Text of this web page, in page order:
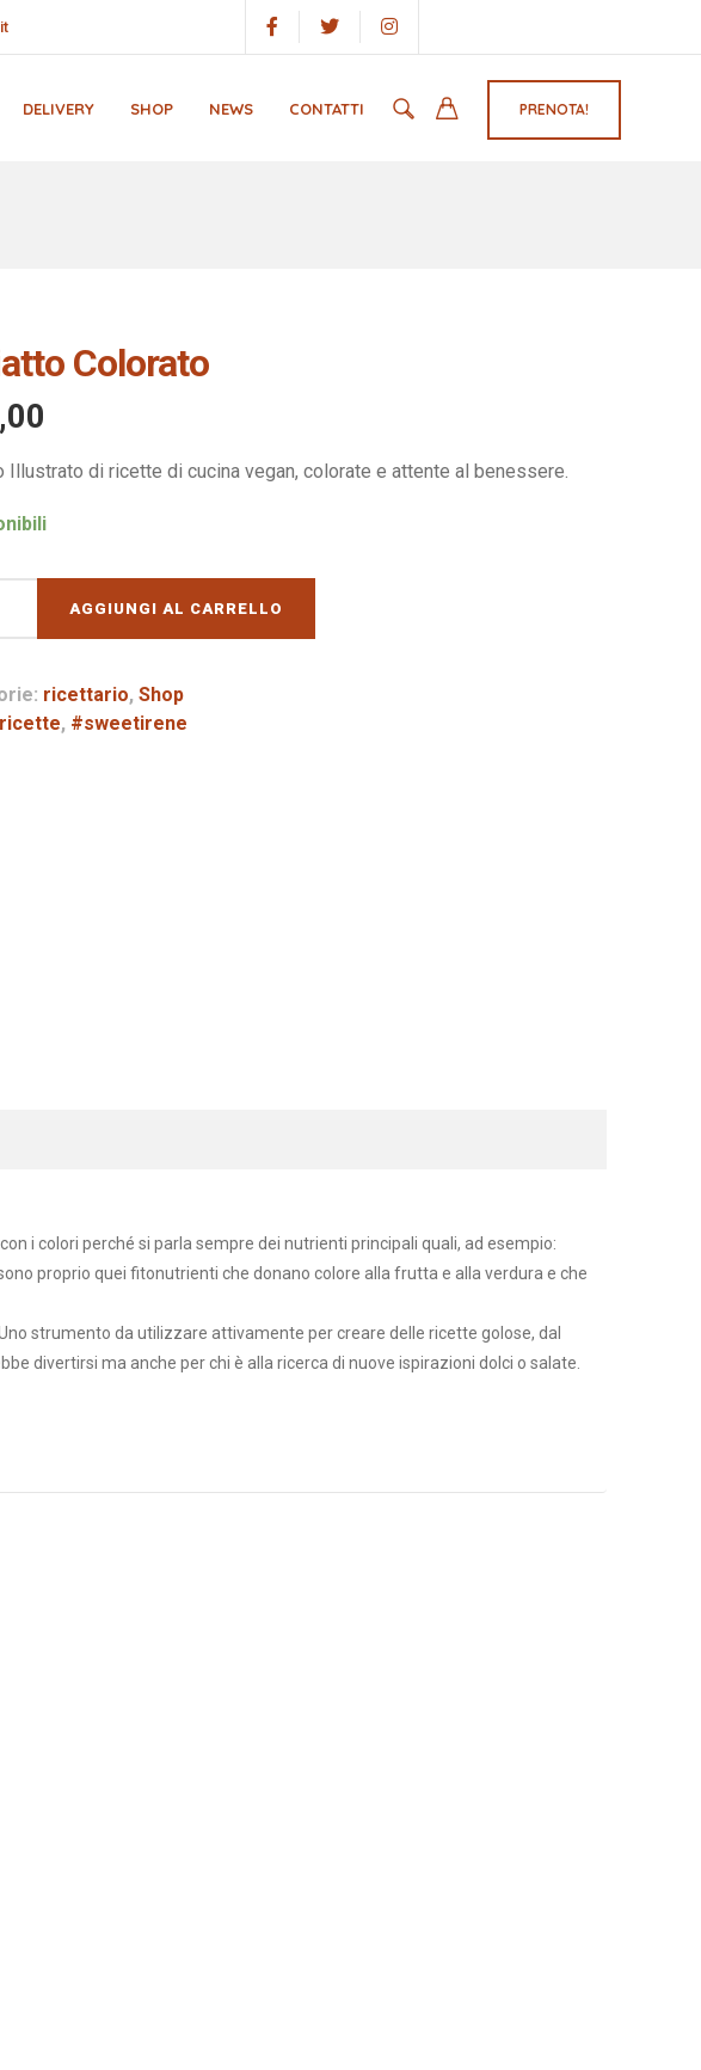
DELIVERY SHOP NEWS CONTATTI PRENOTA!
Colorato
Illustrato di ricette di cucina vegan, colorate e attente al benessere.
AGGIUNGI AL CARRELLO
ricettario,Shop
, #sweetirene
i colori perché si parla sempre dei nutrienti principali quali, ad esempio:
proprio quei fitonutrienti che donano colore alla frutta e alla verdura e che
strumento da utilizzare attivamente per creare delle ricette golose, dal
divertirsi ma anche per chi è alla ricerca di nuove ispirazioni dolci o salate.